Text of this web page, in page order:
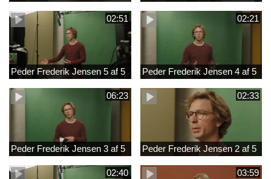
02:51
Peder Frederik Jensen 5 af 5
02:21
Peder Frederik Jensen 4 af 5
06:23
Peder Frederik Jensen 3 af 5
02:33
Peder Frederik Jensen 2 af 5
02:40 03:59